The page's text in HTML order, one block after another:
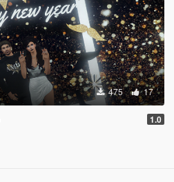
475 17
1.0